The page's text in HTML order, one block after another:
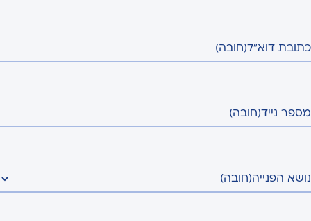
כתובת דוא"ל(חובה)
מספר נייד(חובה)
נושא הפנייה(חובה)